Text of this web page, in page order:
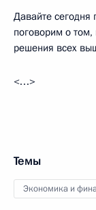
Давайте
поговорим о
решения всех
<…>
Темы
Экономика и